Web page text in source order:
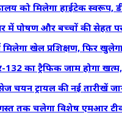
को मिलेगा हाईटेक स्वरूप,
में पोषण और बच्चों की सेहत
खेल प्रशिक्षण, फिर
132 का ट्रैफिक जाम होगा
चयन ट्रायल की नई तारीखें
तक चलेगा विशेष एमआर